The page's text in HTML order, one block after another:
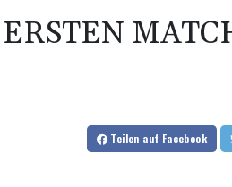
Teilen auf Facebook